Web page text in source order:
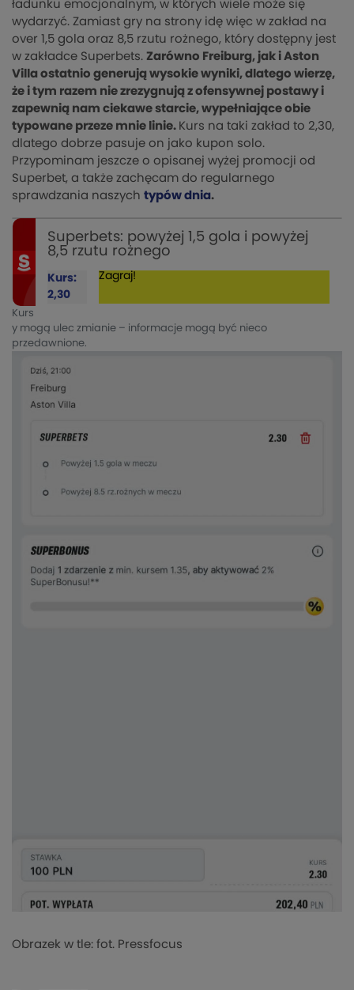
ładunku emocjonalnym, w których wiele może się
wydarzyć. Zamiast gry na strony idę więc w zakład na
over 1,5 gola oraz 8,5 rzutu rożnego, który dostępny jest
w zakładce Superbets. Zarówno Freiburg, jak i Aston
Villa ostatnio generują wysokie wyniki, dlatego wierzę,
że i tym razem nie zrezygnują z ofensywnej postawy i
zapewnią nam ciekawe starcie, wypełniające obie
typowane przeze mnie linie. Kurs na taki zakład to 2,30,
dlatego dobrze pasuje on jako kupon solo.
Przypominam jeszcze o opisanej wyżej promocji od
Superbet, a także zachęcam do regularnego
sprawdzania naszych typów dnia.
Superbets: powyżej 1,5 gola i powyżej
8,5 rzutu rożnego
Kurs:
2,30
Zagraj!
Kurs
y mogą ulec zmianie – informacje mogą być nieco
przedawnione.
Obrazek w tle: fot. Pressfocus